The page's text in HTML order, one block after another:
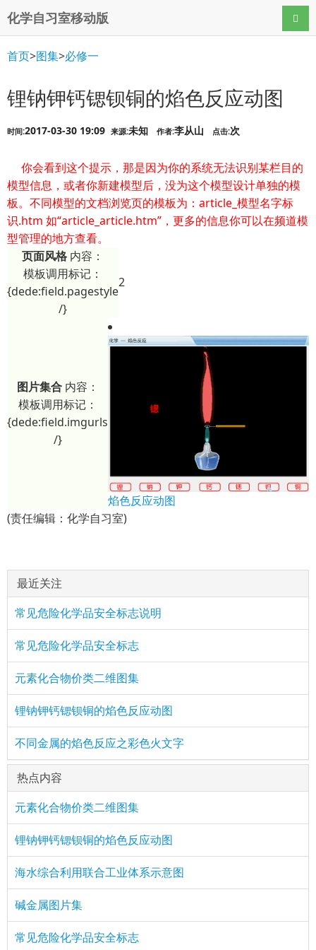
化学自习室移动版 导航
首页>图集>必修一
锂钠钾钙锶钡铜的焰色反应动图
时间:2017-03-30 19:09 来源:未知 作者:李从山 点击:次
你会看到这个提示，那是因为你的系统无法识别某栏目的
模型信息，或者你新建模型后，没为这个模型设计单独的模
板。不同模型的文档浏览页的模板为：article_模型名字标
识.htm 如“article_article.htm”，更多的信息你可以在频道模
型管理的地方查看。
页面风格 内容：
模板调用标记：
{dede:field.pagestyle
/}
2
图片集合内容：
模板调用标记：
{dede:field.imgurls
/}
焰色反应动图
(责任编辑：化学自习室)
最近关注
常见危险化学品安全标志说明
常见危险化学品安全标志
元素化合物价类二维图集
锂钠钾钙锶钡铜的焰色反应动图
不同金属的焰色反应之彩色火文字
热点内容
元素化合物价类二维图集
锂钠钾钙锶钡铜的焰色反应动图
海水综合利用联合工业体系示意图
碱金属图片集
常见危险化学品安全标志